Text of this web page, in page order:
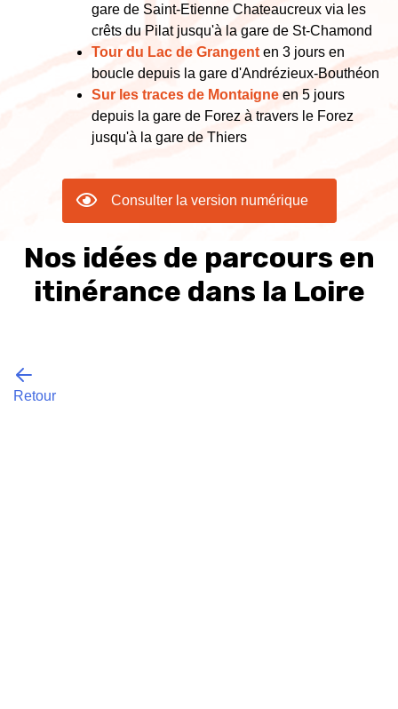
gare de Saint-Etienne Chateaucreux via les
crêts du Pilat jusqu'à la gare de St-Chamond
Tour du Lac de Grangent en 3 jours en
boucle depuis la gare d'Andrézieux-Bouthéon
Sur les traces de Montaigne en 5 jours
depuis la gare de Forez à travers le Forez
jusqu'à la gare de Thiers
Consulter la version numérique
Nos idées de parcours en
itinérance dans la Loire
Retour